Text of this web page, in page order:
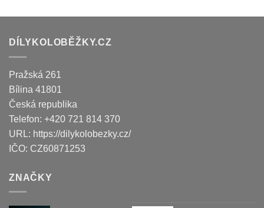
DÍLYKOLOBĚŽKY.CZ
Pražská 261
Bílina 41801
Česká republika
Telefon: +420 721 814 370
URL: https://dilykolobezky.cz/
IČO: CZ60871253
ZNAČKY